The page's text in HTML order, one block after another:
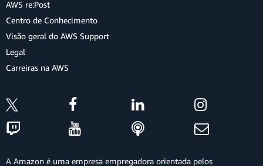
AWS re:Post
Centro de Conhecimento
Visão geral do AWS Support
Legal
Carreiras na AWS
A Amazon é uma empresa empregadora orientada pelos